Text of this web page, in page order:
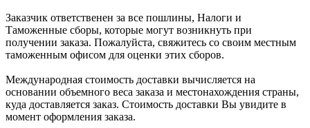
Заказчик ответственен за все пошлины, Налоги и
Таможенные сборы, которые могут возникнуть при
получении заказа. Пожалуйста, свяжитесь со своим местным
таможенным офисом для оценки этих сборов.
Международная стоимость доставки вычисляется на
основании объемного веса заказа и местонахождения страны,
куда доставляется заказ. Стоимость доставки Вы увидите в
момент оформления заказа.